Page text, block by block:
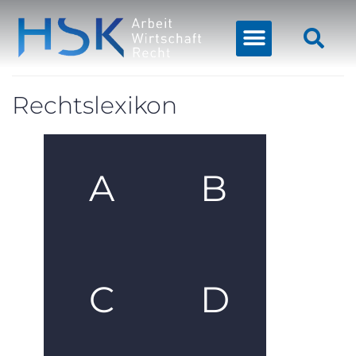
Rechtslexikon
A B
C D